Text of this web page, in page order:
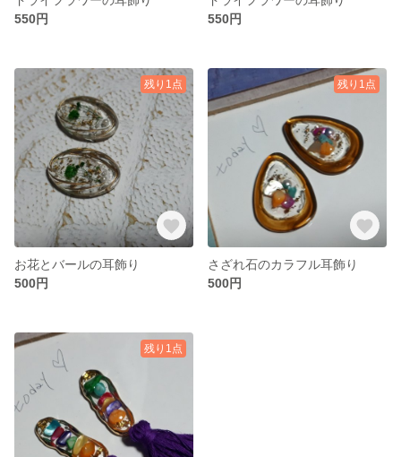
550円
550円
残り1点
お花とバールの耳飾り
500円
残り1点
さざれ石のカラフル耳飾り
500円
残り1点